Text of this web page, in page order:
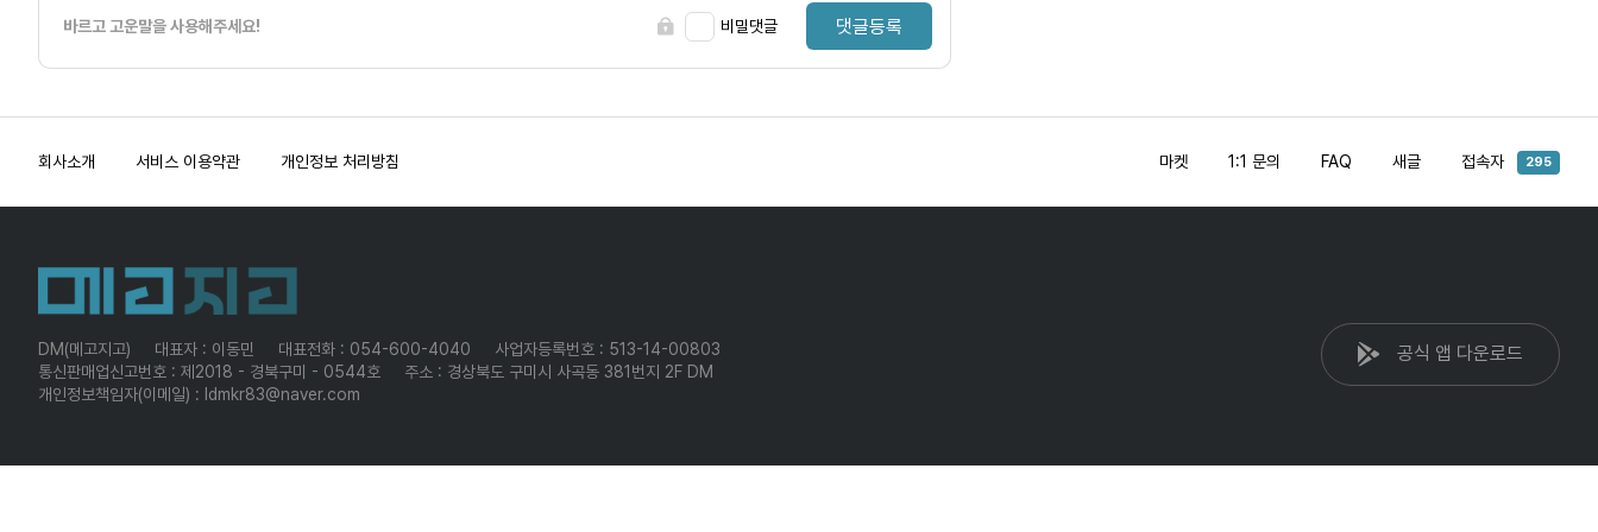
바르고 고운말을 사용해주세요! 비밀댓글 댓글등록
회사소개 서비스 이용약관 개인정보 처리방침 마켓 1:1 문의 FAQ 새글 접속자 295
DM(메고지고) 대표자 : 이동민 대표전화 : 054-600-4040
사업자등록번호 : 513-14-00803
통신판매업신고번호 : 제2018 - 경북구미 - 0544호
주소 : 경상북도 구미시 사곡동 381번지 2F DM
개인정보책임자(이메일) : ldmkr83@naver.com
공식 앱 다운로드